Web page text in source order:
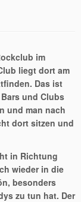
im
liegt dort am
Das ist
und Clubs
und man nach
dort sitzen und
in Richtung
wieder in die
besonders
zu tun hat. Der